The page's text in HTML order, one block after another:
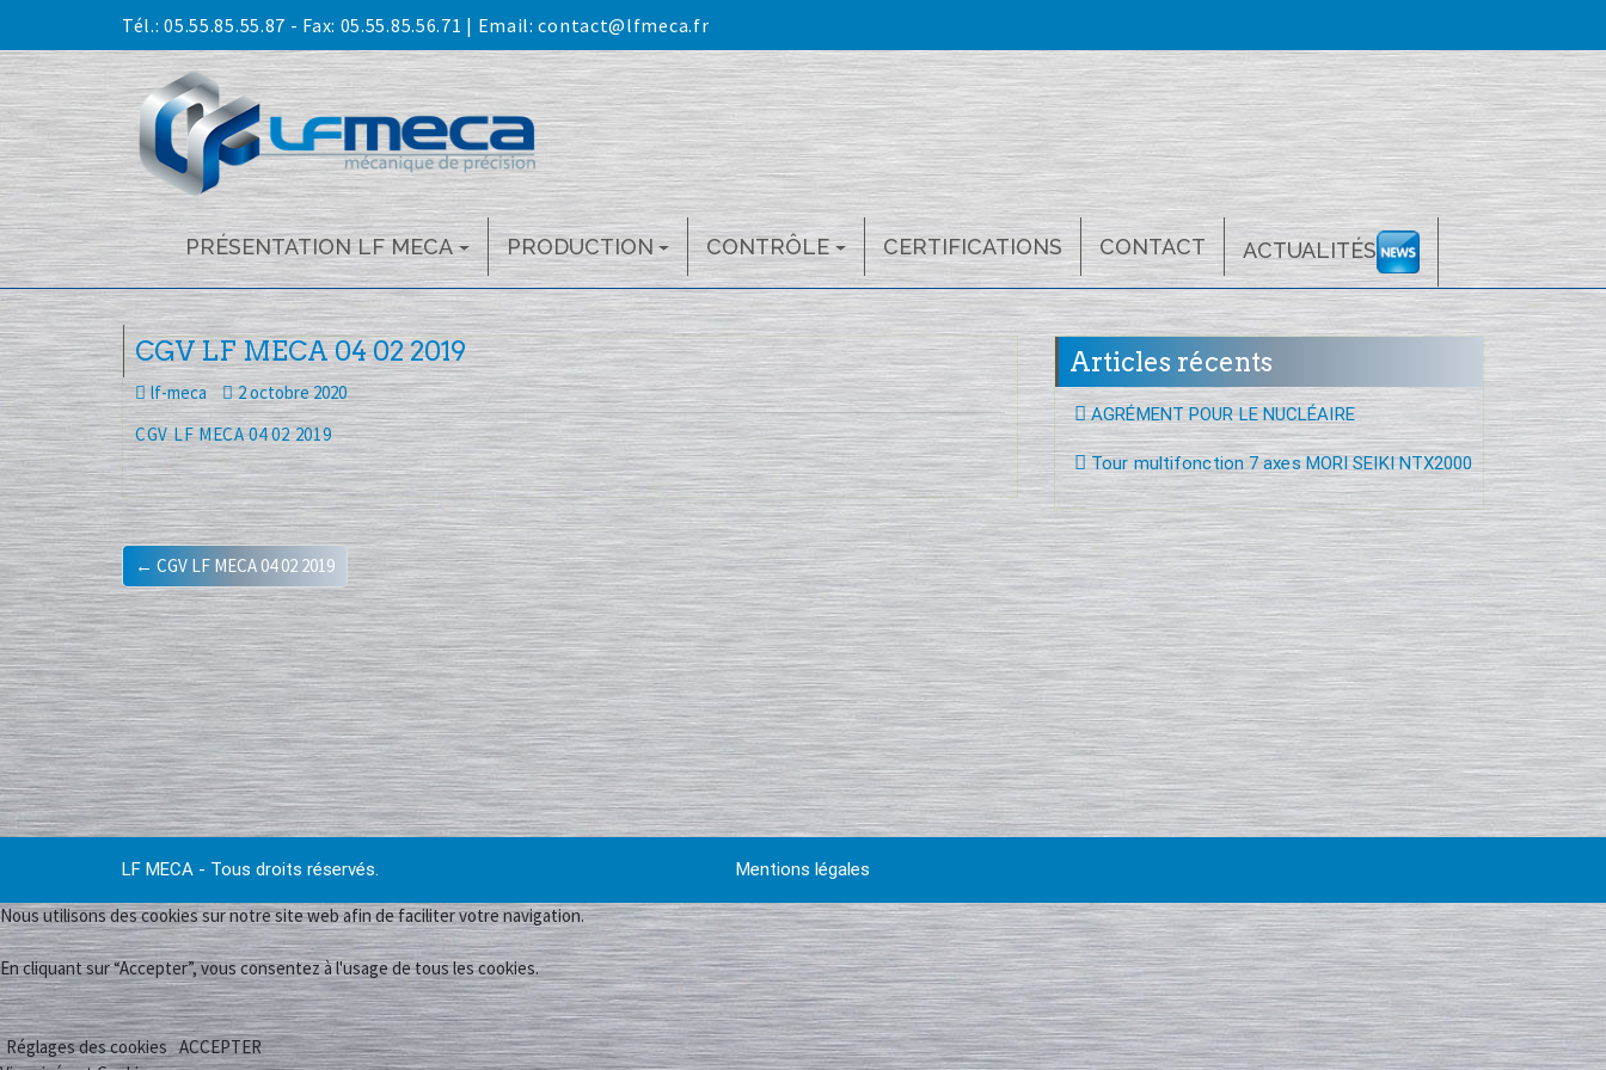
content
Tél.:05.55.85.55.87 - Fax: 05.55.85.56.71 | Email:contact@lfmeca.fr
PRÉSENTATION LF MECA PRODUCTION CONTRÔLE CERTIFICATIONS CONTACT ACTUALITÉS
CGV LF MECA 04 02 2019
lf-meca
2 octobre 2020
CGV LF MECA 04 02 2019
← CGV LF MECA 04 02 2019
Articles récents
AGRÉMENT POUR LE NUCLÉAIRE
Tour multifonction 7 axes MORI SEIKI NTX2000
LF MECA - Tous droits réservés. Mentions légales
Nous utilisons des cookies sur notre site web afin de faciliter votre navigation.
En cliquant sur “Accepter”, vous consentez à l'usage de tous les cookies.
Réglages des cookies ACCEPTER